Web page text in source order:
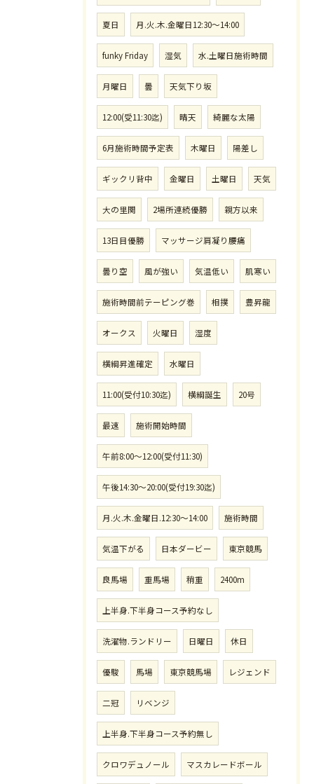
夏日 月.火.木.金曜日12:30〜14:00
funky Friday 湿気 水.土曜日施術時間
月曜日 曇 天気下り坂
12:00(受11:30迄) 晴天 綺麗な太陽
6月施術時間予定表 木曜日 陽差し
ギックリ背中 金曜日 土曜日 天気
大の里関 2場所連続優勝 親方以来
13日目優勝 マッサージ肩凝り腰痛
曇り空 風が強い 気温低い 肌寒い
施術時間前テーピング巻 相撲 豊昇龍
オークス 火曜日 湿度
横綱昇進確定 水曜日
11:00(受付10:30迄) 横綱誕生 20号
最速 施術開始時間
午前8:00〜12:00(受付11:30)
午後14:30〜20:00(受付19:30迄)
月.火.木.金曜日.12:30〜14:00 施術時間
気温下がる 日本ダービー 東京競馬
良馬場 重馬場 稍重 2400m
上半身.下半身コース予約なし
洗濯物.ランドリー 日曜日 休日
優駿 馬場 東京競馬場 レジェンド
二冠 リベンジ
上半身.下半身コース予約無し
クロワデュノール マスカレードボール